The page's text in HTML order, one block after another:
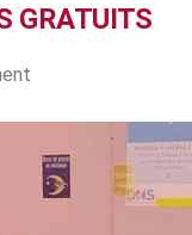
GRATUITS